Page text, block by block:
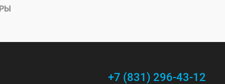
+7 (831) 296-43-12